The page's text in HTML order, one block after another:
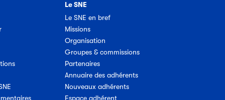
Le SNE
Le SNE en bref
Missions
Organisation
Groupes & commissions
Partenaires
Annuaire des adhérents
Nouveaux adhérents
Espace adhérent